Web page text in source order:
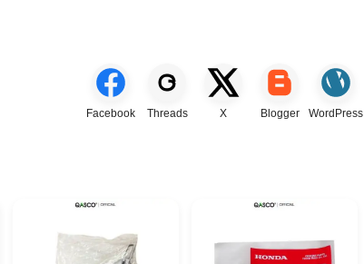
Facebook Threads X Blogger WordPress